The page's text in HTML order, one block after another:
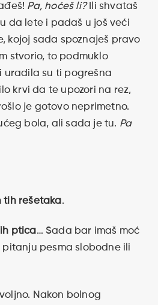
Pa, hoćeš li?Ili shvataš
da lete i padaš u još veći
kojoj sada spoznaješ pravo
stvorio, to podmuklo
uradila su ti pogrešna
krvi da te upozori na rez,
je gotovo neprimetno.
bola, ali sada je tu. Pa
tih rešetaka.
ptica… Sada bar imaš moć
pesma slobodne ili
Nakon bolnog